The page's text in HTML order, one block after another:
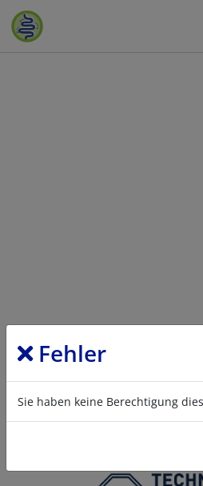
Fehler
Sie haben keine Berechtigung